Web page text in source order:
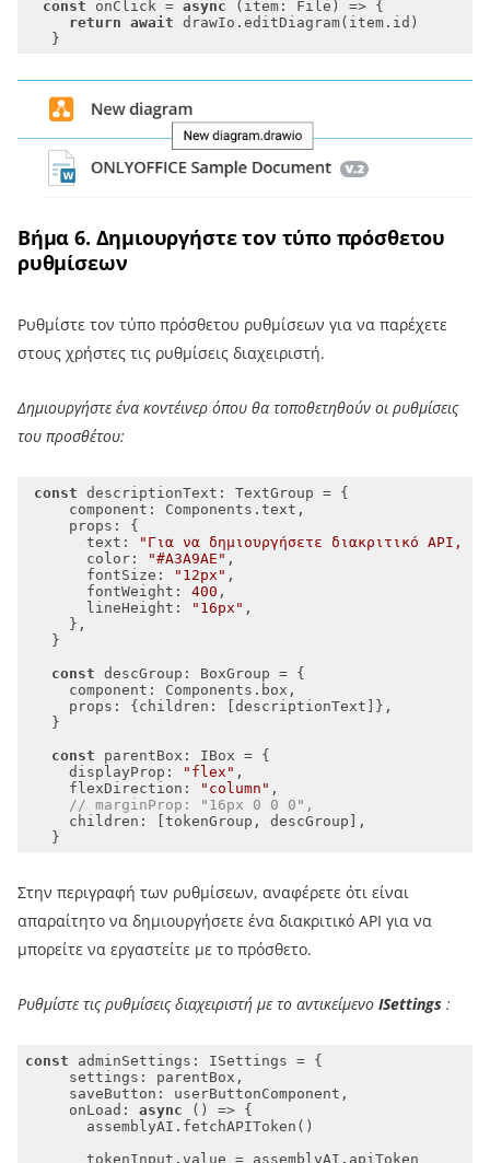
const onClick = async
return await
Βήμα 6. Δημιουργήστε τον τύπο πρόσθετου
ρυθμίσεων
Ρυθμίστε τον τύπο πρόσθετου ρυθμίσεων για να παρέχετε
στους χρήστες τις ρυθμίσεις διαχειριστή.
Δημιουργήστε ένα κοντέινερ όπου θα τοποθετηθούν οι ρυθμίσεις
του προσθέτου:
const
component
props
text :
"Για να δημιουργήσετε διακριτικό API,
color: "#A3A9AE"
fontSize : "12px"
fontWeight : 400
lineHeight : "16px"
const
component
props : {children
const
displayProp : "flex"
flexDirection : "column"
// marginProp: "16px 0 0 0",
children
Στην περιγραφή των ρυθμίσεων, αναφέρετε ότι είναι
απαραίτητο να δημιουργήσετε ένα διακριτικό API για να
μπορείτε να εργαστείτε με το πρόσθετο.
Ρυθμίστε τις ρυθμίσεις διαχειριστή με το αντικείμενο ISettings :
const
settings
saveButton
onLoad : async